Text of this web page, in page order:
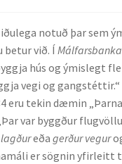
notuð þar sem
við. Í
hús og ýmislegt
vegi og gangstéttir.“
eru tekin dæmin
var byggður
lagðureða gerður vegur
er sögnin yfirleitt